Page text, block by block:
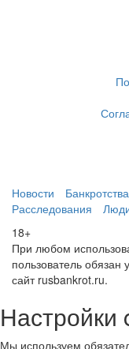
Новости
Расследования
18+
При любом
пользователь обязан
сайт rusbankrot.ru.
Настройки
Мы используем